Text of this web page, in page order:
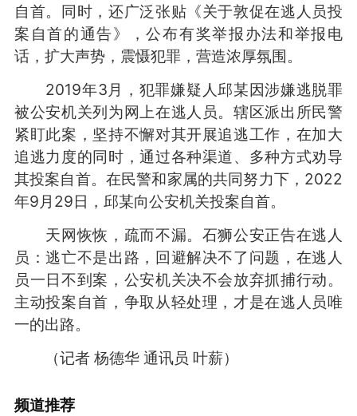
自首。同时，还广泛张贴《关于敦促在逃人员投
案自首的通告》，公布有奖举报办法和举报电
话，扩大声势，震慑犯罪，营造浓厚氛围。
2019年3月，犯罪嫌疑人邱某因涉嫌逃脱罪
被公安机关列为网上在逃人员。辖区派出所民警
紧盯此案，坚持不懈对其开展追逃工作，在加大
追逃力度的同时，通过各种渠道、多种方式劝导
其投案自首。在民警和家属的共同努力下，2022
年9月29日，邱某向公安机关投案自首。
天网恢恢，疏而不漏。石狮公安正告在逃人
员：逃亡不是出路，回避解决不了问题，在逃人
员一日不到案，公安机关决不会放弃抓捕行动。
主动投案自首，争取从轻处理，才是在逃人员唯
一的出路。
（记者 杨德华 通讯员 叶薪）
频道推荐